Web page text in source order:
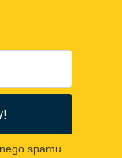
spamu.